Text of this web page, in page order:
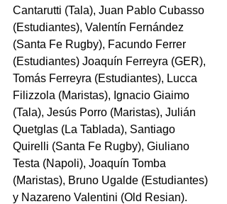
Cantarutti (Tala), Juan Pablo Cubasso
(Estudiantes), Valentín Fernández
(Santa Fe Rugby), Facundo Ferrer
(Estudiantes) Joaquín Ferreyra (GER),
Tomás Ferreyra (Estudiantes), Lucca
Filizzola (Maristas), Ignacio Giaimo
(Tala), Jesús Porro (Maristas), Julián
Quetglas (La Tablada), Santiago
Quirelli (Santa Fe Rugby), Giuliano
Testa (Napoli), Joaquín Tomba
(Maristas), Bruno Ugalde (Estudiantes)
y Nazareno Valentini (Old Resian).